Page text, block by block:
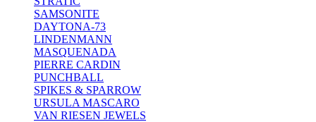
SAMSONITE
DAYTONA-73
LINDENMANN
MASQUENADA
PIERRE CARDIN
PUNCHBALL
SPIKES & SPARROW
URSULA MASCARO
VAN RIESEN JEWELS